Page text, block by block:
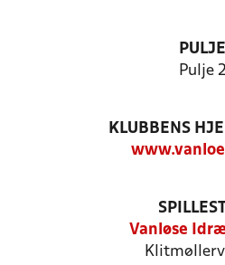
PULJE
Pulje 2
KLUBBENS
Vanløse